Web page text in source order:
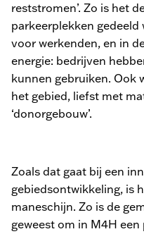
reststromen’. Zo is het
parkeerplekken
voor werkenden, en in
energie: bedrijven
kunnen gebruiken. Ook
het gebied, liefst met
‘donorgebouw’.
Zoals dat gaat bij een
gebiedsontwikkeling, is
maneschijn. Zo is de
geweest om in M4H een